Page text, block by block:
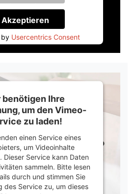
Informationen
Akzeptieren
by Usercentrics Consent
Platform&Trusted Shops
benötigen Ihre
um den Vimeo-
zu laden!
einen Service eines
um Videoinhalte
Dieser Service kann Daten
sammeln. Bitte lesen
durch und stimmen Sie
des Service zu, um dieses